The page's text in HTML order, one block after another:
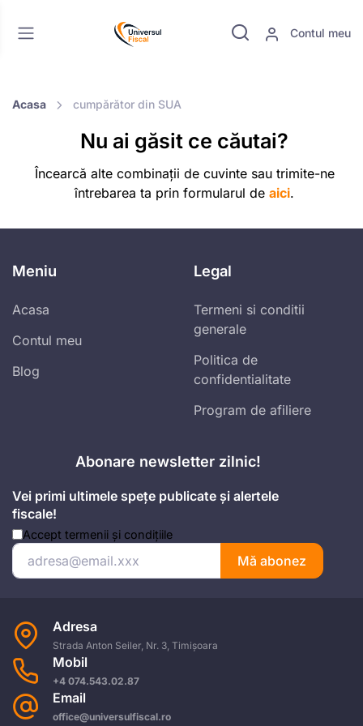
Contul meu
Acasa cumpărător din SUA
Nu ai găsit ce căutai?
Încearcă alte combinații de cuvinte sau trimite-ne
întrebarea ta prin formularul de aici.
Meniu
Acasa
Contul meu
Blog
Legal
Termeni si conditii
generale
Politica de
confidentialitate
Program de afiliere
Abonare newsletter zilnic!
Vei primi ultimele spețe publicate și alertele
fiscale!
Accept termenii și condițiile
Mă abonez
Adresa
Strada Anton Seiler, Nr. 3, Timișoara
Mobil
+4 074.543.02.87
Email
office@universulfiscal.ro